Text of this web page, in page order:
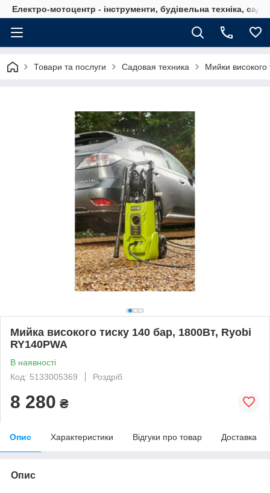
Електро-мотоцентр - інструменти, будівельна техніка,
Товари та послуги Садовая техника Мийки високого
Мийка високого тиску 140 бар, 1800Вт, Ryobi
RY140PWA
В наявності
Код: 5133005369
Роздріб
8 280 ₴
Опис Характеристики Відгуки про товар Доставка
Опис